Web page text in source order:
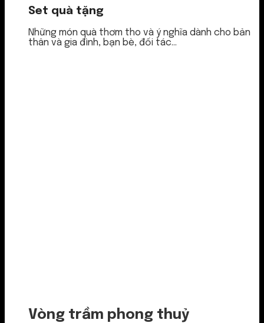
Set quà tặng
Những món quà thơm tho và ý nghĩa dành cho bản
thân và gia đình, bạn bè, đối tác...
Vòng trầm phong thuỷ